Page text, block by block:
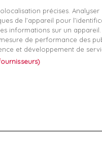
légales
générales de
sommes nous?
et liberté
précises. Analyser
de l’appareil pour
informations sur un appareil.
de performance des
et développement de